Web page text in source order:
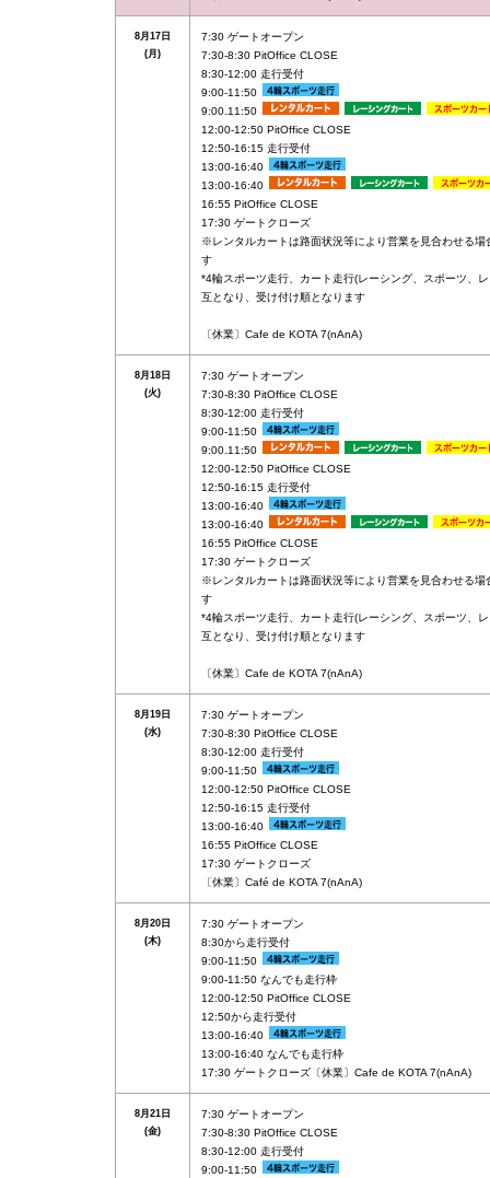
8月17日
(月)
7:30 ゲートオープン
7:30-8:30 PitOffice CLOSE
8:30-12:00 走行受付
9:00-11:50
9:00₋11:50
12:00-12:50 PitOffice CLOSE
12:50-16:15 走行受付
13:00-16:40
13:00-16:40
16:55 PitOffice CLOSE
17:30 ゲートクローズ
※レンタルカートは路面状況等により営業を見合わせる場
す
*4輪スポーツ走行、カート走行(レーシング、スポーツ、
互となり、受け付け順となります
〔休業〕Cafe de KOTA 7(nAnA)
8月18日
(火)
7:30 ゲートオープン
7:30-8:30 PitOffice CLOSE
8:30-12:00 走行受付
9:00-11:50
9:00₋11:50
12:00-12:50 PitOffice CLOSE
12:50-16:15 走行受付
13:00-16:40
13:00-16:40
16:55 PitOffice CLOSE
17:30 ゲートクローズ
※レンタルカートは路面状況等により営業を見合わせる場
す
*4輪スポーツ走行、カート走行(レーシング、スポーツ、
互となり、受け付け順となります
〔休業〕Cafe de KOTA 7(nAnA)
8月19日
(水)
7:30 ゲートオープン
7:30-8:30 PitOffice CLOSE
8:30-12:00 走行受付
9:00-11:50
12:00-12:50 PitOffice CLOSE
12:50-16:15 走行受付
13:00-16:40
16:55 PitOffice CLOSE
17:30 ゲートクローズ
〔休業〕Café de KOTA 7(nAnA)
8月20日
(木)
7:30 ゲートオープン
8:30から走行受付
9:00-11:50
9:00-11:50 なんでも走行枠
12:00-12:50 PitOffice CLOSE
12:50から走行受付
13:00-16:40
13:00-16:40 なんでも走行枠
17:30 ゲートクローズ〔休業〕Cafe de KOTA 7(nAnA)
8月21日
(金)
7:30 ゲートオープン
7:30-8:30 PitOffice CLOSE
8:30-12:00 走行受付
9:00-11:50